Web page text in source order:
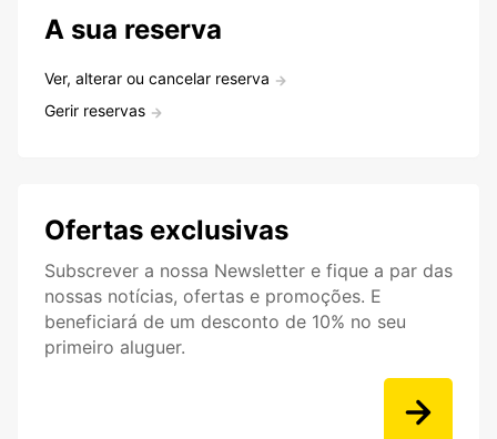
A sua reserva
Ver, alterar ou cancelar reserva
Gerir reservas
Ofertas exclusivas
Subscrever a nossa Newsletter e fique a par das
nossas notícias, ofertas e promoções. E
beneficiará de um desconto de 10% no seu
primeiro aluguer.